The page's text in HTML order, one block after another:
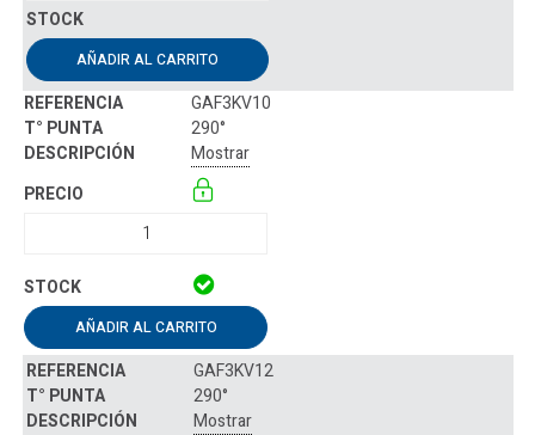
AÑADIR AL CARRITO
GAF3KV10
290°
Mostrar
AÑADIR AL CARRITO
GAF3KV12
290°
Mostrar